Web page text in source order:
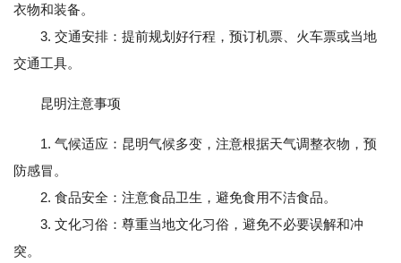
衣物和装备。
3. 交通安排：提前规划好行程，预订机票、火车票或当地
交通工具。
昆明注意事项
1. 气候适应：昆明气候多变，注意根据天气调整衣物，预
防感冒。
2. 食品安全：注意食品卫生，避免食用不洁食品。
3. 文化习俗：尊重当地文化习俗，避免不必要误解和冲
突。